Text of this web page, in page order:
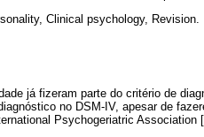
Clinical psychology, Revision.
já fizeram parte do critério de
no DSM-IV, apesar de
Psychogeriatric